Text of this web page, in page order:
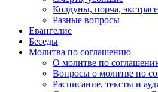
Колдуны, порча,
Разные вопросы
Евангелие
Беседы
Молитва по соглашению
О молитве по
Вопросы о молитве по
Расписание, тексты и